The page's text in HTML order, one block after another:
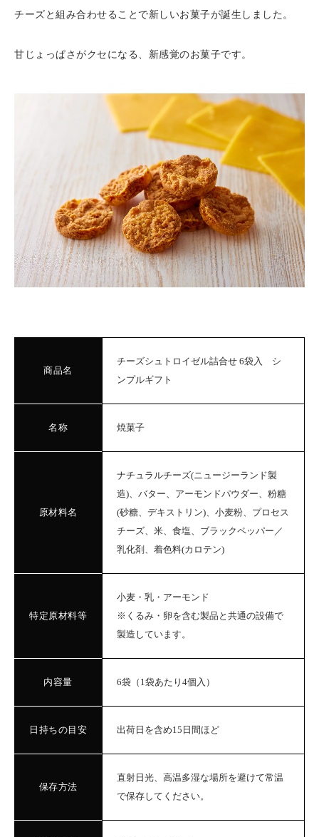
チーズと組み合わせることで新しいお菓子が誕生しました。
甘じょっぱさがクセになる、新感覚のお菓子です。
商品名
チーズシュトロイゼル詰合せ 6袋入 シ
ンプルギフト
名称 焼菓子
原材料名
ナチュラルチーズ(ニュージーランド製
造)、バター、アーモンドパウダー、粉糖
(砂糖、デキストリン)、小麦粉、プロセス
チーズ、米、食塩、ブラックペッパー／
乳化剤、着色料(カロテン)
特定原材料等
小麦・乳・アーモンド
※くるみ・卵を含む製品と共通の設備で
製造しています。
内容量 6袋（1袋あたり4個入）
日持ちの目安 出荷日を含め15日間ほど
保存方法
直射日光、高温多湿な場所を避けて常温
で保存してください。